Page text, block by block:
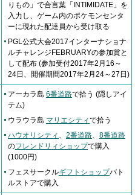
りもの」で合言葉「INTIMIDATE」を
入力し、ゲーム内のポケモンセンタ
ーに現れた配達員から受け取る
PGL公式大会2017インターナショナ
ルチャレンジFEBRUARYの参加賞と
して配布 (参加受付2017年2月16～
24日、開催期間2017年2月24～27日)
アーカラ島 6番道路で拾う (隠しアイ
テム)
ウラウラ島 マリエシティで拾う
ハウオリシティ 、 2番道路、 8番道路
のフレンドリィショップで購入
(1000円)
フェスサークルギフトショップバト
ルストアで購入